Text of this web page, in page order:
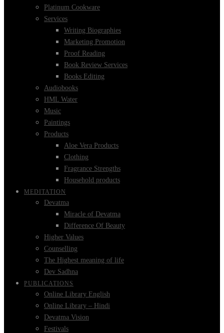
Platinum Cookware
Services
Writing Biographies
Marketing Promotion
Proof Reading
Book Review Services
Books Editing
Audiobooks
HML Water
Music
Paintings
Products
Aloe Vera Products
Clothing
Fragrance Strengths
Household products
MEDITATION
Devatma
Miracle of Devatma
Difference Of Beauty
Higher Values
Counselling
The Highest meaning of life
Dev Sadhna
PUBLICATIONS
Online Library English
Online Library – Hindi
Devatma Vision
Festivals